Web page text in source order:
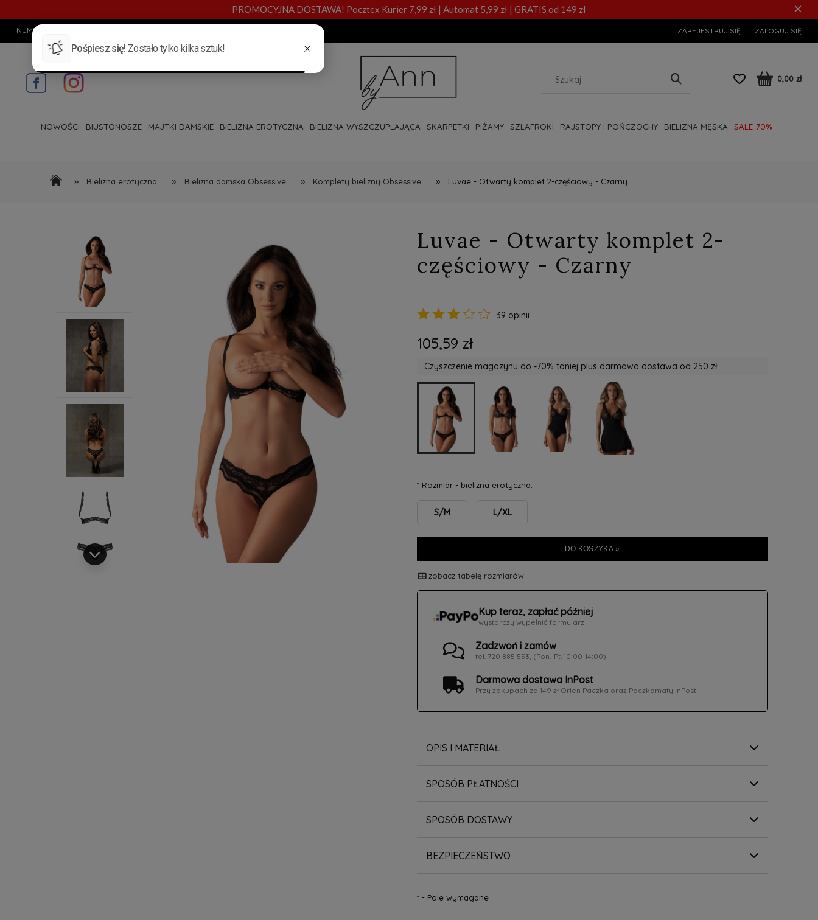
PROMOCYJNA DOSTAWA! Pocztex Kurier 7,99 zł | Automat 5,99 zł | GRATIS od 149 zł ×
NUMER TELEFONU: ZAREJESTRUJ SIĘ ZALOGUJ SIĘ
0,00 zł
NOWOŚCI BIUSTONOSZE MAJTKI DAMSKIE BIELIZNA EROTYCZNA BIELIZNA WYSZCZUPLAJĄCA SKARPETKI PIŻAMY SZLAFROKI RAJSTOPY I POŃCZOCHY BIELIZNA MĘSKA SALE-70%
» Bielizna erotyczna » Bielizna damska Obsessive » Komplety bielizny Obsessive » Luvae - Otwarty komplet 2-częściowy - Czarny
Luvae - Otwarty komplet 2-
częściowy - Czarny
39 opinii
105,59 zł
Czyszczenie magazynu do -70% taniej plus darmowa dostawa od 250 zł
*Rozmiar - bielizna erotyczna:
S/M L/XL
DO KOSZYKA »
zobacz tabelę rozmiarów
Kup teraz, zapłać później
wystarczy wypełnić formularz
Zadzwoń i zamów
tel. 720 885 553, (Pon.-Pt. 10:00-14:00)
Darmowa dostawa InPost
Przy zakupach za 149 zł Orlen Paczka oraz Paczkomaty InPost
OPIS I MATERIAŁ
SPOSÓB PŁATNOŚCI
SPOSÓB DOSTAWY
BEZPIECZEŃSTWO
*- Pole wymagane